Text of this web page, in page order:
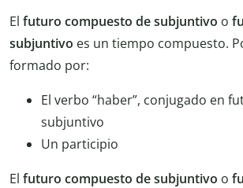
El futuro compuesto de subjuntivo o
subjuntivo es un tiempo compuesto.
formado por:
El verbo “haber”, conjugado en
subjuntivo
Un participio
El futuro compuesto de subjuntivo o